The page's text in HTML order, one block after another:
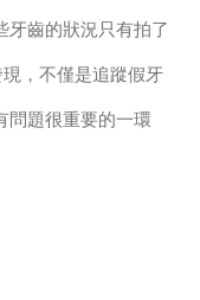
牙齒的狀況只有拍了
，不僅是追蹤假牙
問題很重要的一環